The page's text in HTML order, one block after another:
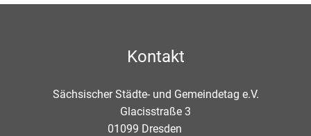
Kontakt
Sächsischer Städte- und Gemeindetag e.V.
Glacisstraße 3
01099 Dresden